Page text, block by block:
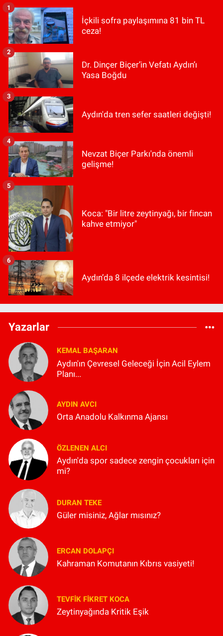
İçkili sofra paylaşımına 81 bin TL
ceza!
1
Dr. Dinçer Biçer’in Vefatı Aydın’ı
Yasa Boğdu
2
Aydın'da tren sefer saatleri değişti!
3
Nevzat Biçer Parkı'nda önemli
gelişme!
4
Koca: "Bir litre zeytinyağı, bir fincan
kahve etmiyor"
5
Aydın’da 8 ilçede elektrik kesintisi!
6
Yazarlar
KEMAL BAŞARAN
Aydın'ın Çevresel Geleceği İçin Acil Eylem
Planı...
AYDIN AVCI
Orta Anadolu Kalkınma Ajansı
ÖZLENEN ALCI
Aydın'da spor sadece zengin çocukları için
mi?
DURAN TEKE
Güler misiniz, Ağlar mısınız?
ERCAN DOLAPÇI
Kahraman Komutanın Kıbrıs vasiyeti!
TEVFIK FIKRET KOCA
Zeytinyağında Kritik Eşik